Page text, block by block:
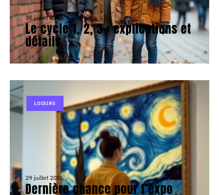
30 juillet 2026
Le cycle 1, 2, 3 : explications et
détails
LOISIRS
29 juillet 2026
Dernière chance pour l’expo